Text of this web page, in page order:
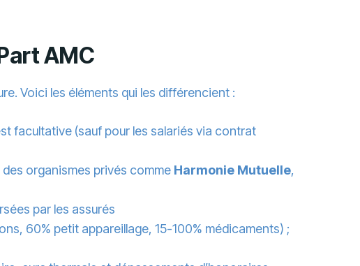
AMC
Voici les éléments qui les différencient :
facultative (sauf pour les salariés via contrat
des organismes privés comme Harmonie Mutuelle,
par les assurés
60% petit appareillage, 15-100% médicaments) ;